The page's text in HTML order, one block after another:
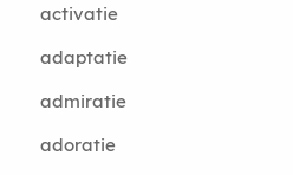
activatie
adaptatie
admiratie
adoratie